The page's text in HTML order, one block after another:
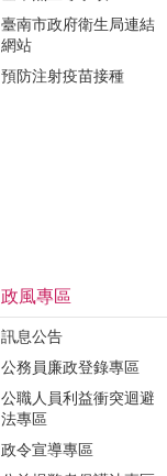
臺南市政府衛生局連結
網站
預防注射疫苗接種
政風專區
訊息公告
公務員廉政登錄專區
公職人員利益衝突迴避
法專區
政令宣導專區